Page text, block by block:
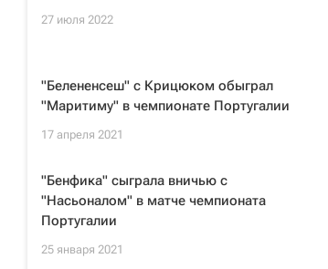
27 июля 2022
"Белененсеш" с Крицюком обыграл
"Маритиму" в чемпионате Португалии
17 апреля 2021
"Бенфика" сыграла вничью с
"Насьоналом" в матче чемпионата
Португалии
25 января 2021